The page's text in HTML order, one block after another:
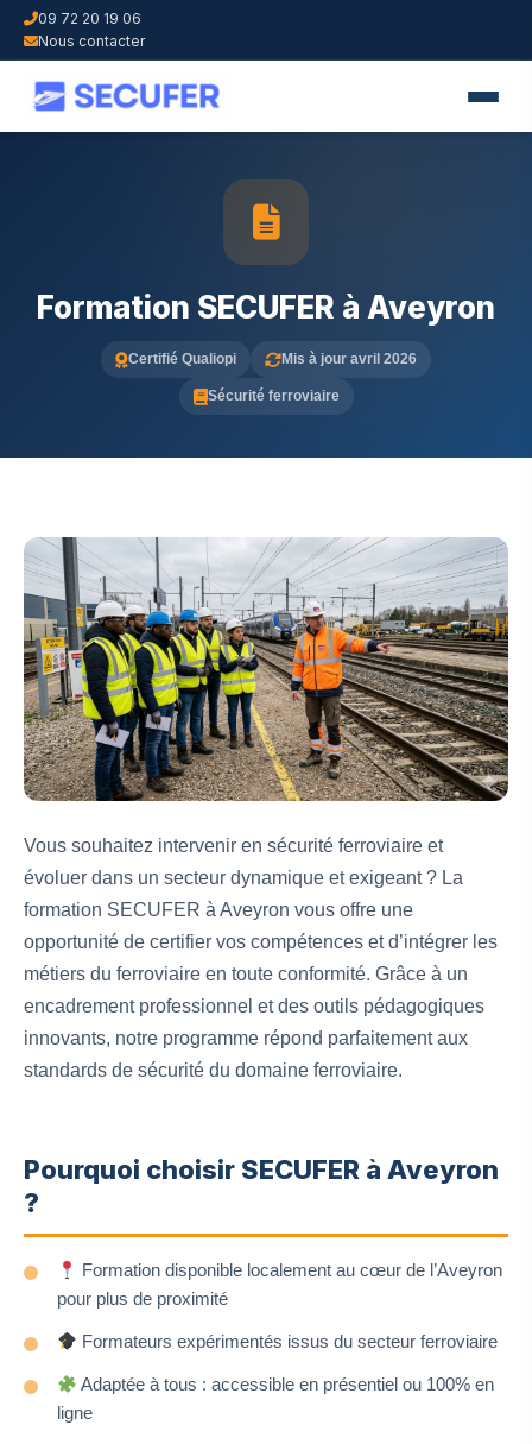
09 72 20 19 06
Nous contacter
Formation SECUFER à Aveyron
Certifié Qualiopi Mis à jour avril 2026
Sécurité ferroviaire
Vous souhaitez intervenir en sécurité ferroviaire et
évoluer dans un secteur dynamique et exigeant ? La
formation SECUFER à Aveyron vous offre une
opportunité de certifier vos compétences et d’intégrer les
métiers du ferroviaire en toute conformité. Grâce à un
encadrement professionnel et des outils pédagogiques
innovants, notre programme répond parfaitement aux
standards de sécurité du domaine ferroviaire.
Pourquoi choisir SECUFER à Aveyron
?
Formation disponible localement au cœur de l’Aveyron
pour plus de proximité
Formateurs expérimentés issus du secteur ferroviaire
Adaptée à tous : accessible en présentiel ou 100% en
ligne